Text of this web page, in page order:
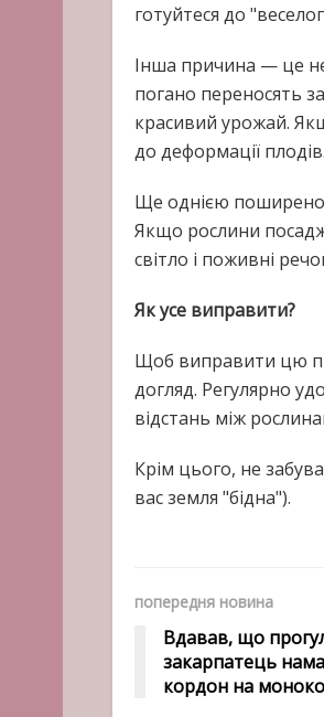
готуйтеся до
Інша причина — це
погано переносять
красивий урожай.
до деформації плодів.
Ще однією
Якщо рослини
світло і поживні
Як усе виправити?
Щоб виправити цю
догляд. Регулярно
відстань між
Крім цього, не
вас земля "бідна").
попередня новина
Вдавав, що
закарпатець
кордон на